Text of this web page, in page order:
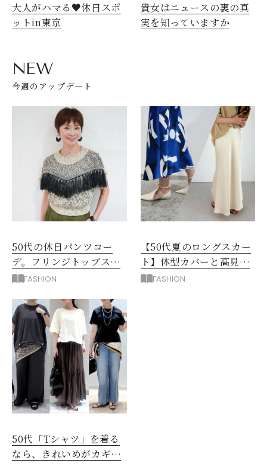
大人がハマる♥休日スポ
ットin東京
貴女はニュースの裏の真
実を知っていますか
NEW
今週のアップデート
50代の休日パンツコー
デ。フリンジトップスを
主役に洗練アースカラー
FASHION
【50代夏のロングスカー
ト】体型カバーと高見え
を叶える4コーデ
FASHION
50代「Tシャツ」を着る
なら、きれいめがカギ！